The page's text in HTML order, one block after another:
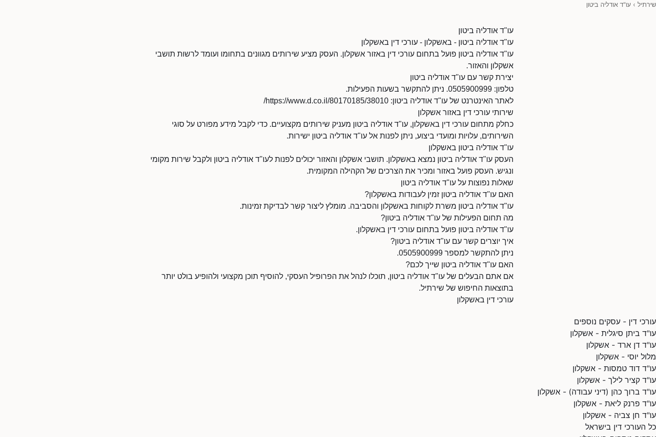
שירתיל › עו"ד אודליה ביטון
עו"ד אודליה ביטון
עו"ד אודליה ביטון - באשקלון - עורכי דין באשקלון
עו"ד אודליה ביטון פועל בתחום עורכי דין באזור אשקלון. העסק מציע שירותים מגוונים בתחומו ועומד לרשות תושבי
אשקלון והאזור.
יצירת קשר עם עו"ד אודליה ביטון
טלפון: 0505900999. ניתן להתקשר בשעות הפעילות.
לאתר האינטרנט של עו"ד אודליה ביטון: https://www.d.co.il/80170185/38010/
שירותי עורכי דין באזור אשקלון
כחלק מתחום עורכי דין באשקלון, עו"ד אודליה ביטון מעניק שירותים מקצועיים. כדי לקבל מידע מפורט על סוגי
השירותים, עלויות ומועדי ביצוע, ניתן לפנות אל עו"ד אודליה ביטון ישירות.
עו"ד אודליה ביטון באשקלון
העסק עו"ד אודליה ביטון נמצא באשקלון. תושבי אשקלון והאזור יכולים לפנות לעו"ד אודליה ביטון ולקבל שירות מקומי
ונגיש. העסק פועל באזור ומכיר את הצרכים של הקהילה המקומית.
שאלות נפוצות על עו"ד אודליה ביטון
האם עו"ד אודליה ביטון זמין לעבודות באשקלון?
עו"ד אודליה ביטון משרת לקוחות באשקלון והסביבה. מומלץ ליצור קשר לבדיקת זמינות.
מה תחום הפעילות של עו"ד אודליה ביטון?
עו"ד אודליה ביטון פועל בתחום עורכי דין באשקלון.
איך יוצרים קשר עם עו"ד אודליה ביטון?
ניתן להתקשר למספר 0505900999.
האם עו"ד אודליה ביטון שייך לכם?
אם אתם הבעלים של עו"ד אודליה ביטון, תוכלו לנהל את הפרופיל העסקי, להוסיף תוכן מקצועי ולהופיע בולט יותר
בתוצאות החיפוש של שירתיל.
עורכי דין באשקלון
עורכי דין - עסקים נוספים
עו"ד ביתן סיגלית - אשקלון
עו"ד דן ארד - אשקלון
מלול יוסי - אשקלון
עו"ד דוד טמסות - אשקלון
עו"ד קציר לילך - אשקלון
עו"ד ברוך כהן (דיני עבודה) - אשקלון
עו"ד פרנק ליאת - אשקלון
עו"ד חן צביה - אשקלון
כל העורכי דין בישראל